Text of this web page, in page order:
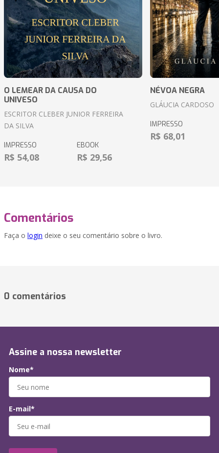
O LEMEAR DA CAUSA DO
UNIVESO
ESCRITOR CLEBER JUNIOR FERREIRA
DA SILVA
IMPRESSO
R$ 54,08
EBOOK
R$ 29,56
NÉVOA NEGRA
GLÁUCIA CARDOSO
IMPRESSO
R$ 68,01
Comentários
Faça o login deixe o seu comentário sobre o livro.
0 comentários
Assine a nossa newsletter
Nome*
E-mail*